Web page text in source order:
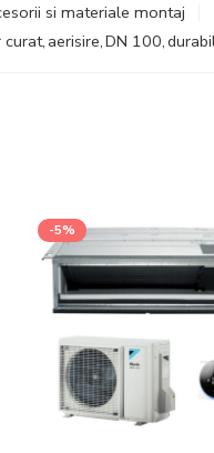
si materiale montaj
curat, aerisire,DN 100,
-5%